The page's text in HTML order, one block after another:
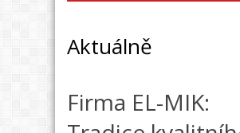
Aktuálně
Firma EL-MIK: